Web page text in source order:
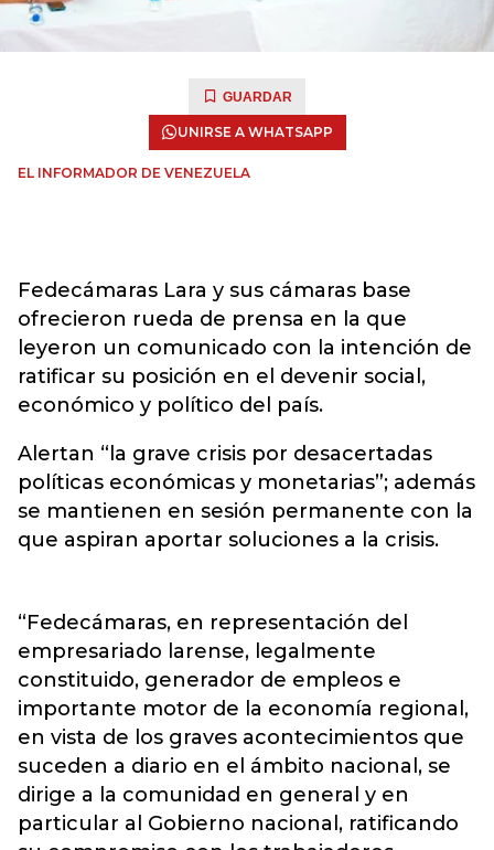
GUARDAR
UNIRSE A WHATSAPP
EL INFORMADOR DE VENEZUELA
Fedecámaras Lara y sus cámaras base
ofrecieron rueda de prensa en la que
leyeron un comunicado con la intención de
ratificar su posición en el devenir social,
económico y político del país.
Alertan “la grave crisis por desacertadas
políticas económicas y monetarias”; además
se mantienen en sesión permanente con la
que aspiran aportar soluciones a la crisis.
“Fedecámaras, en representación del
empresariado larense, legalmente
constituido, generador de empleos e
importante motor de la economía regional,
en vista de los graves acontecimientos que
suceden a diario en el ámbito nacional, se
dirige a la comunidad en general y en
particular al Gobierno nacional, ratificando